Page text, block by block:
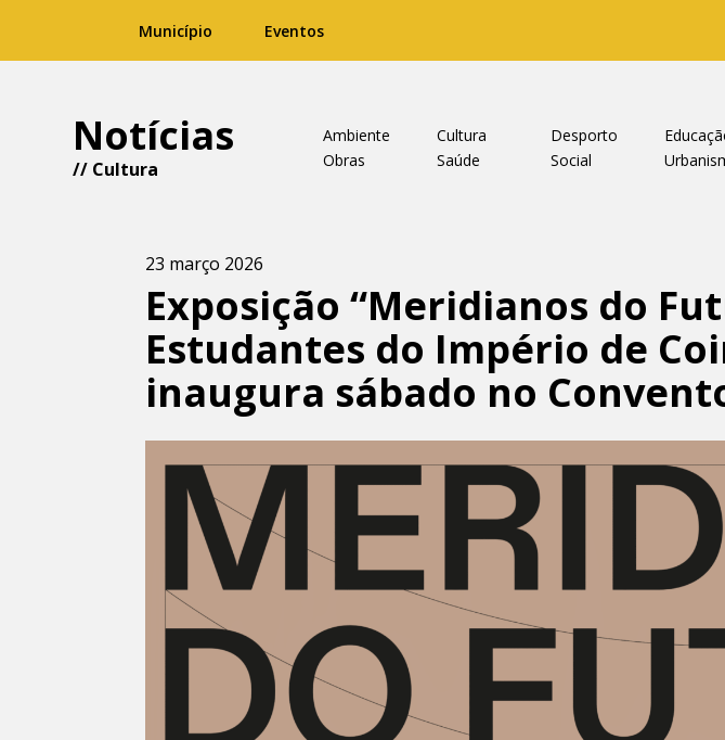
Município Eventos
Notícias
// Cultura
Ambiente Cultura Desporto
Obras
Saúde Social
23 março 2026
Exposição “Meridianos do
Estudantes do Império de
inaugura sábado no